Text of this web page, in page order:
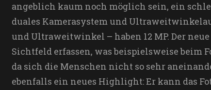
angeblich kaum noch möglich sein, ein
duales Kamerasystem und
und Ultraweitwinkel – haben 12 MP. Der
Sichtfeld erfassen, was beispielsweise beim
da sich die Menschen nicht so sehr
ebenfalls ein neues Highlight: Er kann das